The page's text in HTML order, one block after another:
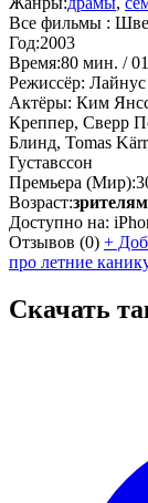
Все фильмы :
Год:2003
Время:80 мин. /
Режиссёр:
Актёры: Ким
Креппер, Сверр
Блинд, Tomas
Густавссон
Премьера (Мир):
Возраст:
Доступно на:
Отзывов (0) +
про летние
Скачать